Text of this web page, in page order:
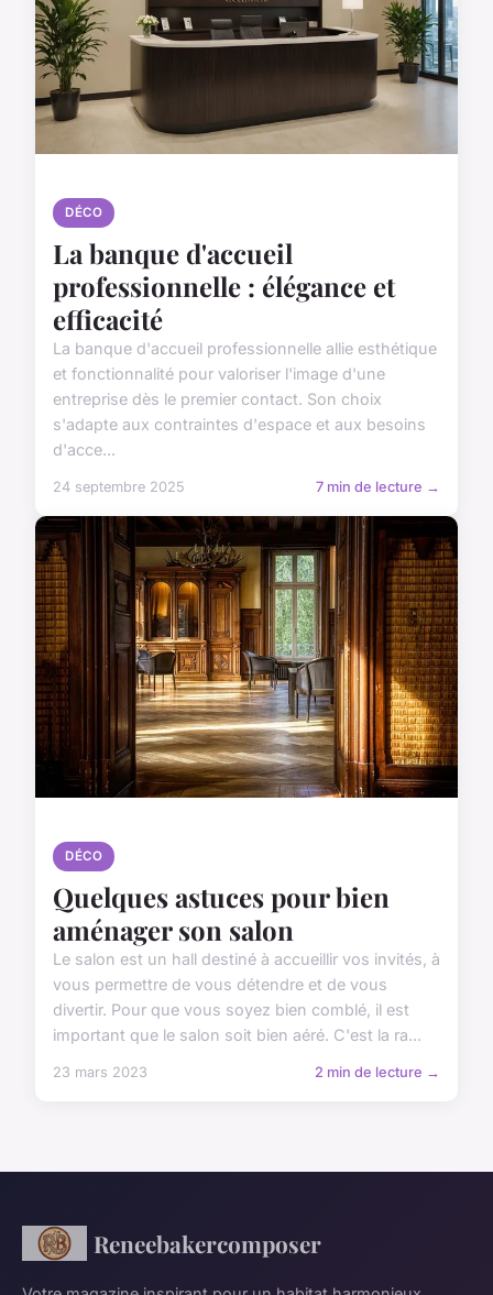
DÉCO
La banque d'accueil
professionnelle : élégance et
efficacité
La banque d'accueil professionnelle allie esthétique
et fonctionnalité pour valoriser l'image d'une
entreprise dès le premier contact. Son choix
s'adapte aux contraintes d'espace et aux besoins
d'acce...
24 septembre 2025 7 min de lecture →
DÉCO
Quelques astuces pour bien
aménager son salon
Le salon est un hall destiné à accueillir vos invités, à
vous permettre de vous détendre et de vous
divertir. Pour que vous soyez bien comblé, il est
important que le salon soit bien aéré. C'est la ra...
23 mars 2023 2 min de lecture →
Reneebakercomposer